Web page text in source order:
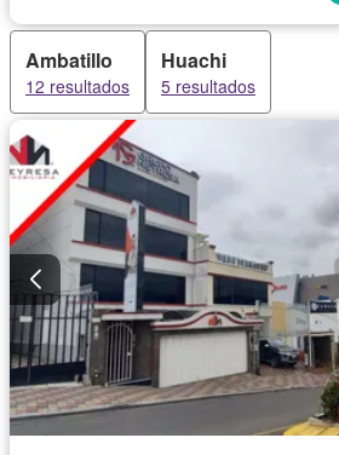
Ambatillo
12 resultados
Huachi
5 resultados